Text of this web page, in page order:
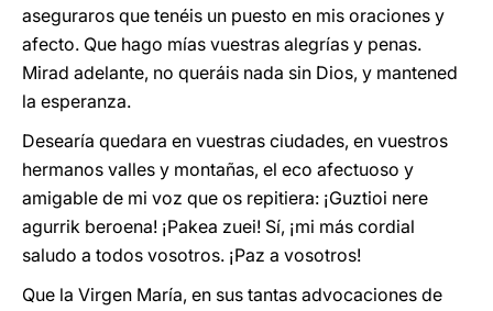
aseguraros que tenéis un puesto en mis oraciones y
afecto. Que hago mías vuestras alegrías y penas.
Mirad adelante, no queráis nada sin Dios, y mantened
la esperanza.
Desearía quedara en vuestras ciudades, en vuestros
hermanos valles y montañas, el eco afectuoso y
amigable de mi voz que os repitiera: ¡Guztioi nere
agurrik beroena! ¡Pakea zuei! Sí, ¡mi más cordial
saludo a todos vosotros. ¡Paz a vosotros!
Que la Virgen María, en sus tantas advocaciones de